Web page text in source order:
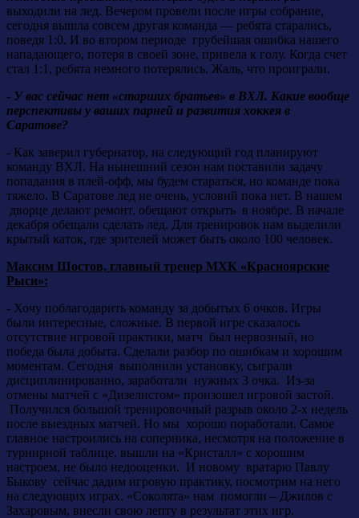
выходили на лед. Вечером провели после игры собрание,
сегодня вышла совсем другая команда — ребята старались,
поведя 1:0. И во втором периоде грубейшая ошибка нашего
нападающего, потеря в своей зоне, привела к голу. Когда счет
стал 1:1, ребята немного потерялись. Жаль, что проиграли.
- У вас сейчас нет «старших братьев» в ВХЛ. Какие вообще
перспективы у ваших парней и развития хоккея в
Саратове?
- Как заверил губернатор, на следующий год планируют
команду ВХЛ. На нынешний сезон нам поставили задачу
попадания в плей-офф, мы будем стараться, но команде пока
тяжело. В Саратове лед не очень, условий пока нет. В нашем
дворце делают ремонт, обещают открыть в ноябре. В начале
декабря обещали сделать лед. Для тренировок нам выделили
крытый каток, где зрителей может быть около 100 человек.
Максим Шостов, главный тренер МХК «Красноярские
Рыси»:
- Хочу поблагодарить команду за добытых 6 очков. Игры
были интересные, сложные. В первой игре сказалось
отсутствие игровой практики, матч был нервозный, но
победа была добыта. Сделали разбор по ошибкам и хорошим
моментам. Сегодня выполнили установку, сыграли
дисциплинированно, заработали нужных 3 очка. Из-за
отмены матчей с «Дизелистом» произошел игровой застой.
Получился большой тренировочный разрыв около 2-х недель
после выездных матчей. Но мы хорошо поработали. Самое
главное настроились на соперника, несмотря на положение в
турнирной таблице, вышли на «Кристалл» с хорошим
настроем, не было недооценки. И новому вратарю Павлу
Быкову сейчас дадим игровую практику, посмотрим на него
на следующих играх. «Соколята» нам помогли – Джилов с
Захаровым, внесли свою лепту в результат этих игр.